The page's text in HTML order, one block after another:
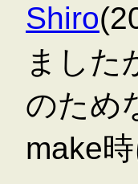
Shiro
ました
のため
make